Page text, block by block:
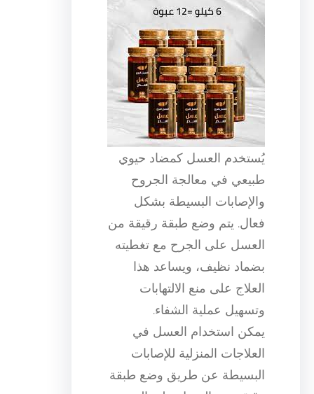
يُستخدم العسل كمضاد حيوي
طبيعي في معالجة الجروح
والإصابات البسيطة بشكل
فعال. يتم وضع طبقة رقيقة من
العسل على الجرح مع تغطيته
بضماد نظيف، ويساعد هذا
العلاج على منع الالتهابات
وتسهيل عملية الشفاء.
يمكن استخدام العسل في
العلاجات المنزلية للإصابات
البسيطة عن طريق وضع طبقة